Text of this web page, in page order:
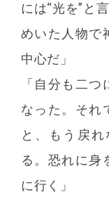
には“光を”と
めいた人物で
中心だ」
「自分も二
なった。それ
と、もう戻
る。恐れに身
に行く」